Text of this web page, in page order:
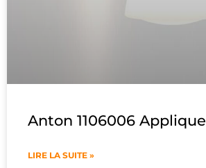
Anton 1106006 Applique
LIRE LA SUITE »